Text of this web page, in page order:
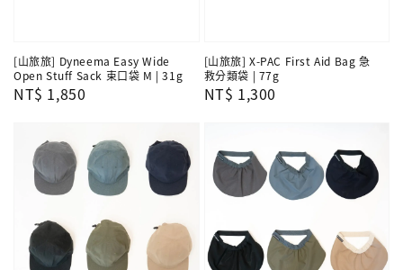
[山旅旅] Dyneema Easy Wide
Open Stuff Sack 束口袋 M | 31g
Regular
NT$ 1,850
[山旅旅] X-PAC First Aid Bag 急
救分類袋 | 77g
Regular
NT$ 1,300